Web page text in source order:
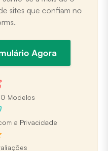
sites que confiam no
Agora
Modelos
a Privacidade